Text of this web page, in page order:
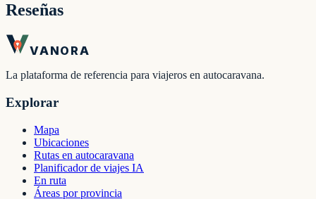
Reseñas
VANORA
La plataforma de referencia para viajeros en autocaravana.
Explorar
Mapa
Ubicaciones
Rutas en autocaravana
Planificador de viajes IA
En ruta
Áreas por provincia